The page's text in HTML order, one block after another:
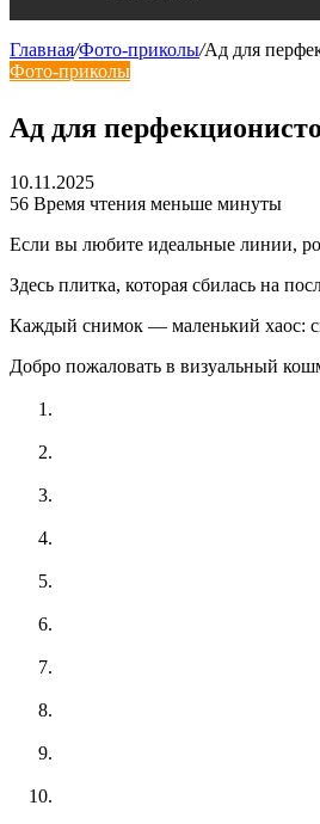
Главная/Фото-приколы/Ад для
Фото-приколы
Ад для
10.11.2025
56 Время чтения меньше минуты
Если вы любите идеальные линии,
Здесь плитка, которая сбилась на
Каждый снимок — маленький хаос:
Добро пожаловать в визуальный